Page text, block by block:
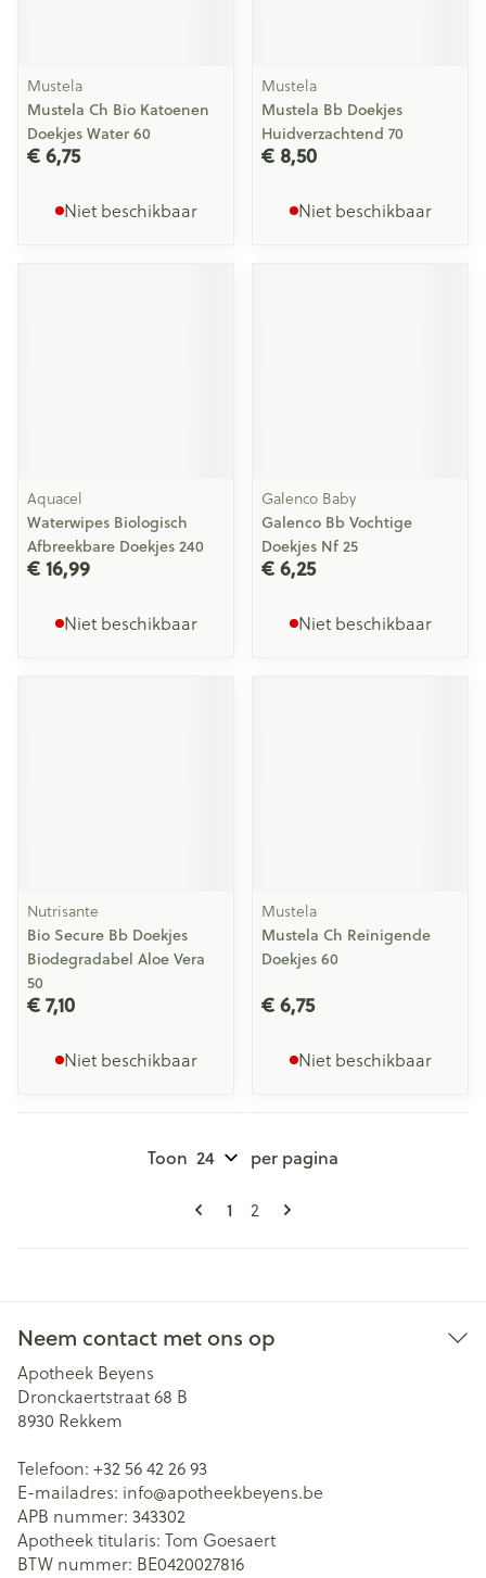
Mustela
Mustela Ch Bio Katoenen
Doekjes Water 60
€ 6,75
Niet beschikbaar
Mustela
Mustela Bb Doekjes
Huidverzachtend 70
€ 8,50
Niet beschikbaar
Aquacel
Waterwipes Biologisch
Afbreekbare Doekjes 240
€ 16,99
Niet beschikbaar
Galenco Baby
Galenco Bb Vochtige
Doekjes Nf 25
€ 6,25
Niet beschikbaar
Nutrisante
Bio Secure Bb Doekjes
Biodegradabel Aloe Vera
50
€ 7,10
Niet beschikbaar
Mustela
Mustela Ch Reinigende
Doekjes 60
€ 6,75
Niet beschikbaar
Pagina's
U lees momenteel pagina
1 Pagina
2
Toon per pagina
Neem contact met ons op
Apotheek Beyens
Dronckaertstraat 68 B
8930 Rekkem
Telefoon: +32 56 42 26 93
E-mailadres: info@apotheekbeyens.be
APB nummer: 343302
Apotheek titularis: Tom Goesaert
BTW nummer: BE0420027816